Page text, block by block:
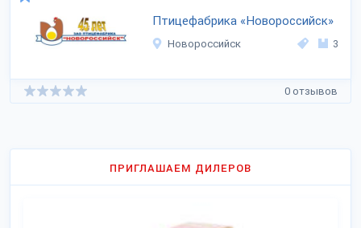
Птицефабрика «Новороссийск»
Новороссийск 3
0 отзывов
ПРИГЛАШАЕМ ДИЛЕРОВ